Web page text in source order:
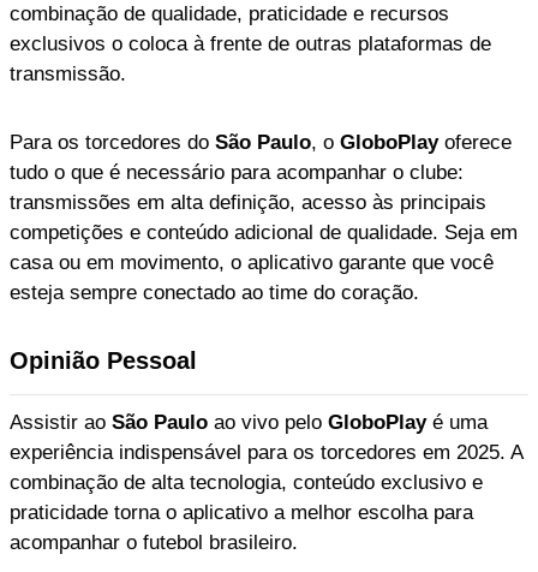
combinação de qualidade, praticidade e recursos
exclusivos o coloca à frente de outras plataformas de
transmissão.
Para os torcedores do São Paulo, o GloboPlayoferece
tudo o que é necessário para acompanhar o clube:
transmissões em alta definição, acesso às principais
competições e conteúdo adicional de qualidade. Seja em
casa ou em movimento, o aplicativo garante que você
esteja sempre conectado ao time do coração.
Opinião Pessoal
Assistir ao São Paulo ao vivo pelo GloboPlayé uma
experiência indispensável para os torcedores em 2025. A
combinação de alta tecnologia, conteúdo exclusivo e
praticidade torna o aplicativo a melhor escolha para
acompanhar o futebol brasileiro.